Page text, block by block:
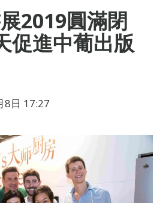
2019圓滿閉
進中葡出版
8日 17:27